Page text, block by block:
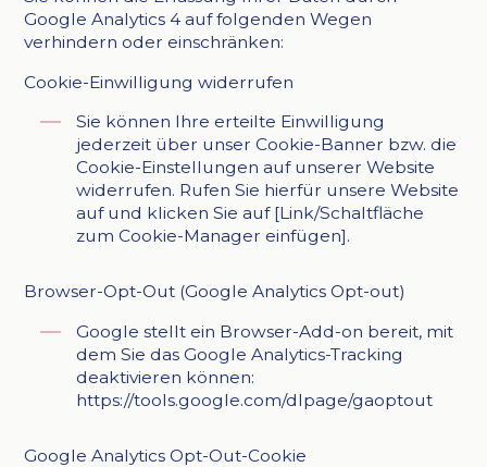
Google Analytics 4 auf folgenden Wegen
verhindern oder einschränken:
Cookie-Einwilligung widerrufen
Sie können Ihre erteilte Einwilligung
jederzeit über unser Cookie-Banner bzw. die
Cookie-Einstellungen auf unserer Website
widerrufen. Rufen Sie hierfür unsere Website
auf und klicken Sie auf [Link/Schaltfläche
zum Cookie-Manager einfügen].
Browser-Opt-Out (Google Analytics Opt-out)
Google stellt ein Browser-Add-on bereit, mit
dem Sie das Google Analytics-Tracking
deaktivieren können:
https://tools.google.com/dlpage/gaoptout
Google Analytics Opt-Out-Cookie